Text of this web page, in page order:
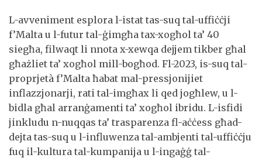
L-avveniment esplora l-istat tas-suq tal-uffiċċji
f’Malta u l-futur tal-ġimgħa tax-xogħol ta’ 40
siegħa, filwaqt li nnota x-xewqa dejjem tikber għal
għażliet ta’ xogħol mill-bogħod. Fl-2023, is-suq tal-
proprjetà f’Malta ħabat mal-pressjonijiet
inflazzjonarji, rati tal-imgħax li qed jogħlew, u l-
bidla għal arranġamenti ta’ xogħol ibridu. L-isfidi
jinkludu n-nuqqas ta’ trasparenza fl-aċċess għad-
dejta tas-suq u l-influwenza tal-ambjenti tal-uffiċċju
fuq il-kultura tal-kumpanija u l-ingaġġ tal-